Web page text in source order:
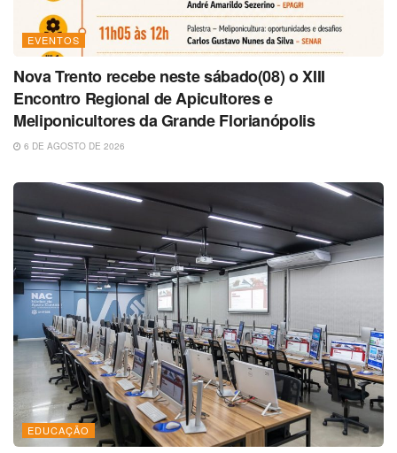
EVENTOS
Nova Trento recebe neste sábado(08) o XIII
Encontro Regional de Apicultores e
Meliponicultores da Grande Florianópolis
6 DE AGOSTO DE 2026
EDUCAÇÃO